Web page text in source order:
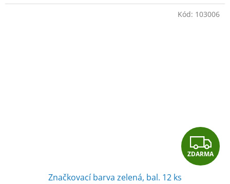
Z
D
ZDARMA
Značkovací barva zelená, bal. 12 ks
Kód: 103006